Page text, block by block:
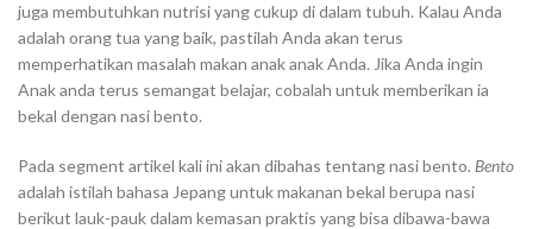
juga membutuhkan nutrisi yang cukup di dalam tubuh. Kalau Anda
adalah orang tua yang baik, pastilah Anda akan terus
memperhatikan masalah makan anak anak Anda. Jika Anda ingin
Anak anda terus semangat belajar, cobalah untuk memberikan ia
bekal dengan nasi bento.
Pada segment artikel kali ini akan dibahas tentang nasi bento. Bento
adalah istilah bahasa Jepang untuk makanan bekal berupa nasi
berikut lauk-pauk dalam kemasan praktis yang bisa dibawa-bawa